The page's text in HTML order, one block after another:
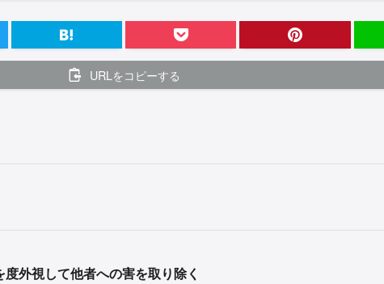
URLをコピーする
外視して他者への害を取り除く